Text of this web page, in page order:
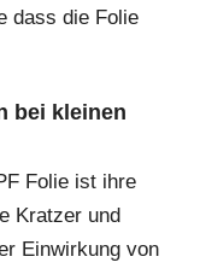
dass die Folie
bei kleinen
Folie ist ihre
Kratzer und
Einwirkung von